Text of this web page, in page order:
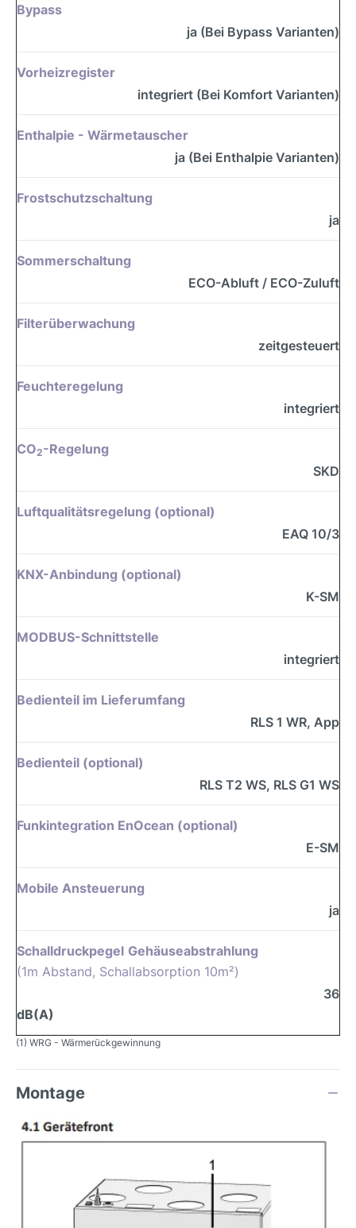
Bypass
ja (Bei Bypass Varianten)
Vorheizregister
integriert (Bei Komfort Varianten)
Enthalpie - Wärmetauscher
ja (Bei Enthalpie Varianten)
Frostschutzschaltung
ja
Sommerschaltung
ECO-Abluft / ECO-Zuluft
Filterüberwachung
zeitgesteuert
Feuchteregelung
integriert
CO2-Regelung
SKD
Luftqualitätsregelung (optional)
EAQ 10/3
KNX-Anbindung (optional)
K-SM
MODBUS-Schnittstelle
integriert
Bedienteil im Lieferumfang
RLS 1 WR, App
Bedienteil (optional)
RLS T2 WS, RLS G1 WS
Funkintegration EnOcean (optional)
E-SM
Mobile Ansteuerung
ja
Schalldruckpegel Gehäuseabstrahlung
(1m Abstand, Schallabsorption 10m²)
36
dB(A)
(1) WRG - Wärmerückgewinnung
Montage